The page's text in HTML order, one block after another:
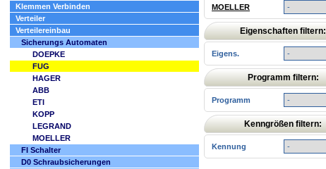
Klemmen Verbinden
Verteiler
Verteilereinbau
Sicherungs Automaten
DOEPKE
FUG
HAGER
ABB
ETI
KOPP
LEGRAND
MOELLER
FI Schalter
D0 Schraubsicherungen
MOELLER
Eigenschaften filtern:
Eigens.
Programm filtern:
Programm
Kenngrößen filtern:
Kennung